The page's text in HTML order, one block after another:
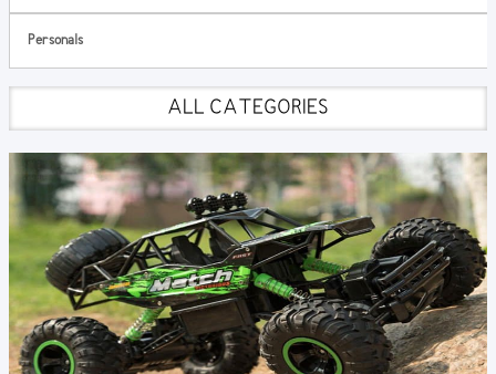
Personals
ALL CATEGORIES